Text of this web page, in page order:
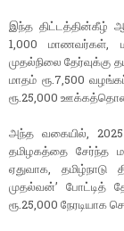
இந்த திட்டத்தின்கீழ்
1,000 மாணவர்கள்,
முதல்நிலை தேர்வுக்கு
மாதம் ரூ.7,500
ரூ.25,000
அந்த வகையில், 2025
தமிழகத்தை சேர்ந்த
ஏதுவாக,
முதல்வன்’ போட்டித்
ரூ.25,000 நேரடியாக